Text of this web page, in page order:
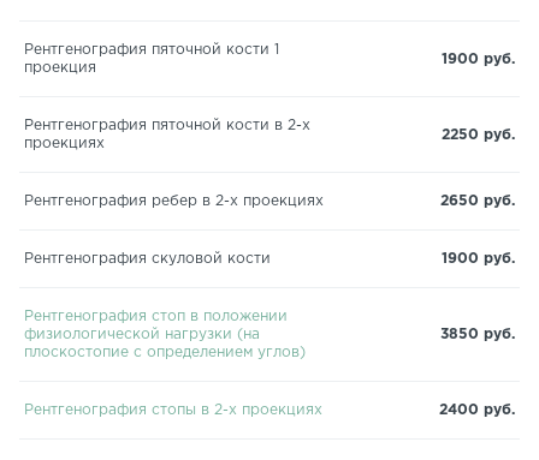
Рентгенография пяточной кости 1
проекция
1900 руб.
Рентгенография пяточной кости в 2-х
проекциях
2250 руб.
Рентгенография ребер в 2-х проекциях 2650 руб.
Рентгенография скуловой кости 1900 руб.
Рентгенография стоп в положении
физиологической нагрузки (на
плоскостопие с определением углов)
3850 руб.
Рентгенография стопы в 2-х проекциях 2400 руб.